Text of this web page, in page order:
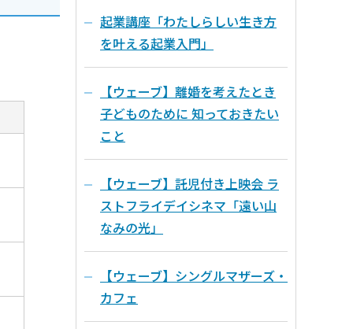
起業講座「わたしらしい生き方
を叶える起業入門」
【ウェーブ】離婚を考えたとき
子どものために 知っておきたい
こと
【ウェーブ】託児付き上映会 ラ
ストフライデイシネマ「遠い山
なみの光」
【ウェーブ】シングルマザーズ・
カフェ